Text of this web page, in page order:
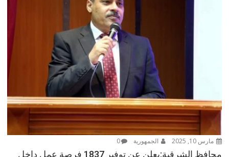
مارس 10, 2025 الجمهورية 0
محافظ الشرقية:يعلن عن توفير 1837 فرصة عمل داخل